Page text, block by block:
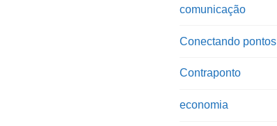
comunicação
Conectando pontos
Contraponto
economia